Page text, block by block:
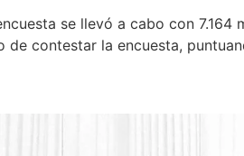
se llevó a cabo con
contestar la encuesta,